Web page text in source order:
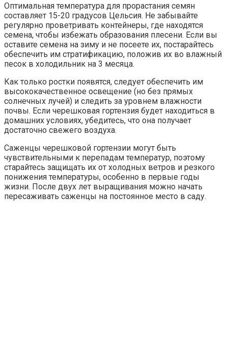
Оптимальная температура для прорастания семян
составляет 15-20 градусов Цельсия. Не забывайте
регулярно проветривать контейнеры, где находятся
семена, чтобы избежать образования плесени. Если вы
оставите семена на зиму и не посеете их, постарайтесь
обеспечить им стратификацию, положив их во влажный
песок в холодильник на 3 месяца.
Как только ростки появятся, следует обеспечить им
высококачественное освещение (но без прямых
солнечных лучей) и следить за уровнем влажности
почвы. Если черешковая гортензия будет находиться в
домашних условиях, убедитесь, что она получает
достаточно свежего воздуха.
Саженцы черешковой гортензии могут быть
чувствительными к перепадам температур, поэтому
старайтесь защищать их от холодных ветров и резкого
понижения температуры, особенно в первые годы
жизни. После двух лет выращивания можно начать
пересаживать саженцы на постоянное место в саду.